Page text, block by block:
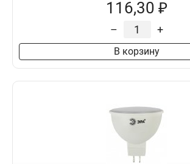
116,30 ₽
– +
В корзину